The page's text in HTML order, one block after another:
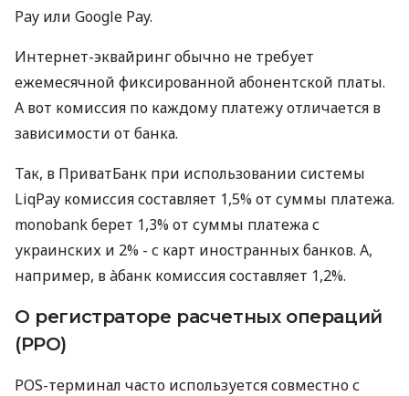
Pay или Google Pay.
Интернет-эквайринг обычно не требует
ежемесячной фиксированной абонентской платы.
А вот комиссия по каждому платежу отличается в
зависимости от банка.
Так, в ПриватБанк при использовании системы
LiqPay комиссия составляет 1,5% от суммы платежа.
monobank берет 1,3% от суммы платежа с
украинских и 2% - с карт иностранных банков. А,
например, в àбанк комиссия составляет 1,2%.
О регистраторе расчетных операций
(РРО)
POS-терминал часто используется совместно с